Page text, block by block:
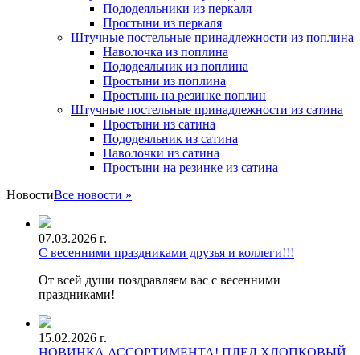
Пододеяльники из перкаля
Простыни из перкаля
Штучные постельные принадлежности из поплина
Наволочка из поплина
Пододеяльник из поплина
Простыни из поплина
Простынь на резинке поплин
Штучные постельные принадлежности из сатина
Простыни из сатина
Пододеяльник из сатина
Наволочки из сатина
Простыни на резинке из сатина
НовостиВсе новости »
07.03.2026 г.
С весенними праздниками друзья и коллеги!!!
От всей души поздравляем вас с весенними
праздниками!
15.02.2026 г.
НОВИНКА АССОРТИМЕНТА! ПЛЕД ХЛОПКОВЫЙ